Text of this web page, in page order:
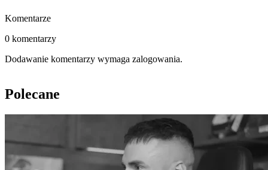
Komentarze
0 komentarzy
Dodawanie komentarzy wymaga zalogowania.
Polecane